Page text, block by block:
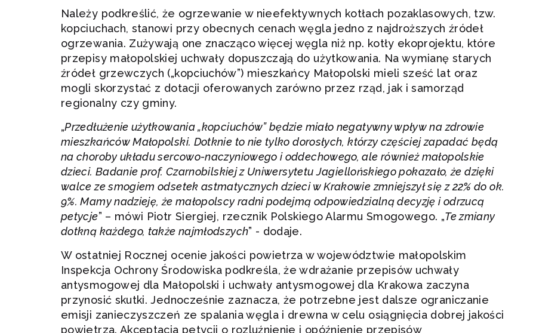
Należy podkreślić, że ogrzewanie w nieefektywnych kotłach pozaklasowych, tzw.
kopciuchach, stanowi przy obecnych cenach węgla jedno z najdroższych źródeł
ogrzewania. Zużywają one znacząco więcej węgla niż np. kotły ekoprojektu, które
przepisy małopolskiej uchwały dopuszczają do użytkowania. Na wymianę starych
źródeł grzewczych („kopciuchów”) mieszkańcy Małopolski mieli sześć lat oraz
mogli skorzystać z dotacji oferowanych zarówno przez rząd, jak i samorząd
regionalny czy gminy.
„Przedłużenie użytkowania „kopciuchów” będzie miało negatywny wpływ na zdrowie
mieszkańców Małopolski. Dotknie to nie tylko dorosłych, którzy częściej zapadać będą
na choroby układu sercowo-naczyniowego i oddechowego, ale również małopolskie
dzieci. Badanie prof. Czarnobilskiej z Uniwersytetu Jagiellońskiego pokazało, że dzięki
walce ze smogiem odsetek astmatycznych dzieci w Krakowie zmniejszył się z 22% do ok.
9%. Mamy nadzieję, że małopolscy radni podejmą odpowiedzialną decyzję i odrzucą
petycje” – mówi Piotr Siergiej, rzecznik Polskiego Alarmu Smogowego. „Te zmiany
dotkną każdego, także najmłodszych” - dodaje.
W ostatniej Rocznej ocenie jakości powietrza w województwie małopolskim
Inspekcja Ochrony Środowiska podkreśla, że wdrażanie przepisów uchwały
antysmogowej dla Małopolski i uchwały antysmogowej dla Krakowa zaczyna
przynosić skutki. Jednocześnie zaznacza, że potrzebne jest dalsze ograniczanie
emisji zanieczyszczeń ze spalania węgla i drewna w celu osiągnięcia dobrej jakości
powietrza. Akceptacja petycji o rozluźnienie i opóźnienie przepisów